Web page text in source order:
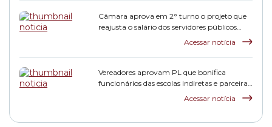
Câmara aprova em 2° turno o projeto que
reajusta o salário dos servidores públicos
Acessar notícia
Vereadores aprovam PL que bonifica
funcionários das escolas indiretas e parceiras
Acessar notícia